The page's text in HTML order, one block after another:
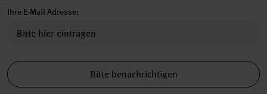
Ihre E-Mail Adresse:
Bitte benachrichtigen